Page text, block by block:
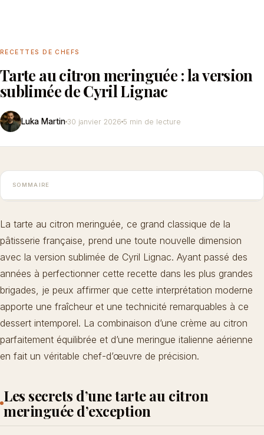
RECETTES DE CHEFS
Tarte au citron meringuée : la version
sublimée de Cyril Lignac
Luka Martin 30 janvier 2026 5 min de lecture
SOMMAIRE
La tarte au citron meringuée, ce grand classique de la
pâtisserie française, prend une toute nouvelle dimension
avec la version sublimée de Cyril Lignac. Ayant passé des
années à perfectionner cette recette dans les plus grandes
brigades, je peux affirmer que cette interprétation moderne
apporte une fraîcheur et une technicité remarquables à ce
dessert intemporel. La combinaison d’une crème au citron
parfaitement équilibrée et d’une meringue italienne aérienne
en fait un véritable chef-d’œuvre de précision.
Les secrets d’une tarte au citron
meringuée d’exception